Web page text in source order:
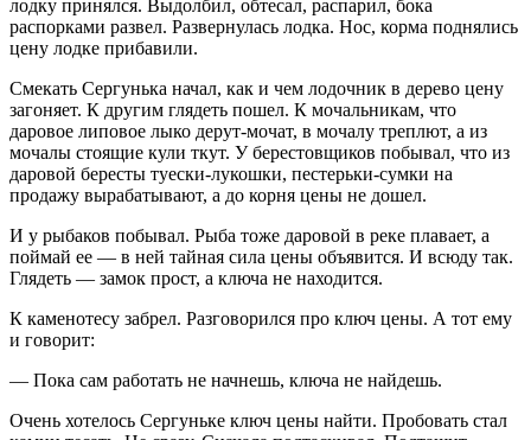
лодку принялся. Выдолбил, обтесал, распарил, бока
распорками развел. Развернулась лодка. Нос, корма поднялись
цену лодке прибавили.
Смекать Сергунька начал, как и чем лодочник в дерево цену
загоняет. К другим глядеть пошел. К мочальникам, что
даровое липовое лыко дерут-мочат, в мочалу треплют, а из
мочалы стоящие кули ткут. У берестовщиков побывал, что из
даровой бересты туески-лукошки, пестерьки-сумки на
продажу вырабатывают, а до корня цены не дошел.
И у рыбаков побывал. Рыба тоже даровой в реке плавает, а
поймай ее — в ней тайная сила цены объявится. И всюду так.
Глядеть — замок прост, а ключа не находится.
К каменотесу забрел. Разговорился про ключ цены. А тот ему
и говорит:
— Пока сам работать не начнешь, ключа не найдешь.
Очень хотелось Сергуньке ключ цены найти. Пробовать стал